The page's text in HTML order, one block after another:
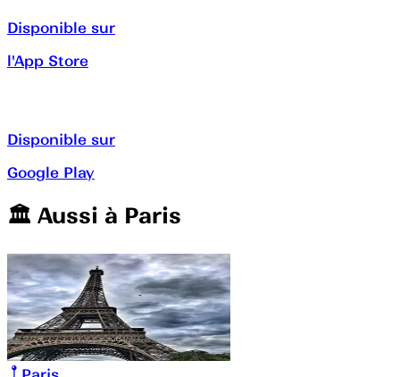
Disponible sur
l'App Store
Disponible sur
Google Play
🏛️️ Aussi à Paris